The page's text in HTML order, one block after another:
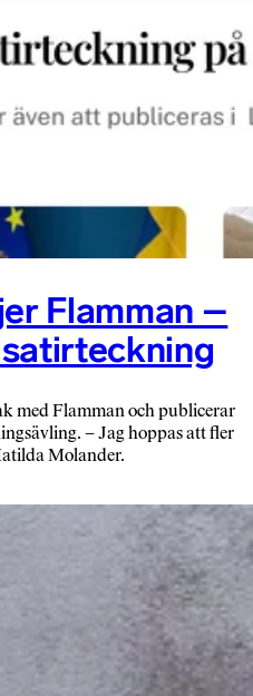
Flamman –
med Flamman och publicerar
– Jag hoppas att fler
Molander.